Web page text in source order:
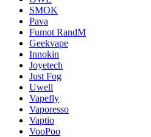
SMOK
Pava
Fumot RandM
Geekvape
Innokin
Joyetech
Just Fog
Uwell
Vapefly
Vaporesso
Vaptio
VooPoo